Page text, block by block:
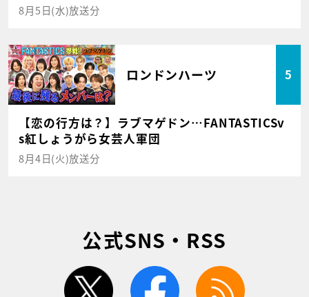
8月5日(水)放送分
ロンドンハーツ 5
【恋の行方は？】ラブマゲドン…FANTASTICSv
s紅しょうがら女芸人軍団
8月4日(火)放送分
公式SNS・RSS
twitter facebook